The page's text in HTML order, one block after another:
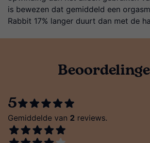
is bewezen dat gemiddeld een
Rabbit 17% langer duurt dan met de
5
Gemiddelde van 2 reviews.